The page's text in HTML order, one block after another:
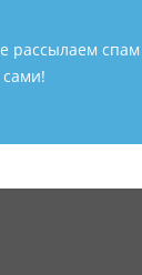
рассылаем спам